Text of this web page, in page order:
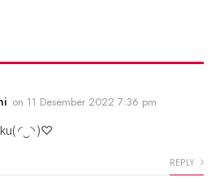
on 11 Desember 2022 7:36 pm
⁠◜⁠‿⁠◝⁠ ⁠)⁠♡
REPLY